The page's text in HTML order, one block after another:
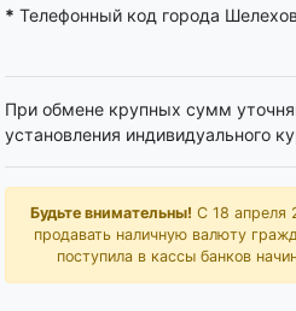
* Телефонный код города
При обмене крупных сумм
установления индивидуального
Будьте внимательны! С 18 апреля
продавать наличную валюту
поступила в кассы банков